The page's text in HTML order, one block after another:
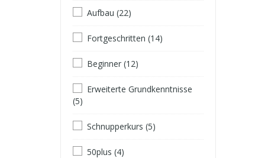
Aufbau (22)
Fortgeschritten (14)
Beginner (12)
Erweiterte Grundkenntnisse
(5)
Schnupperkurs (5)
50plus (4)